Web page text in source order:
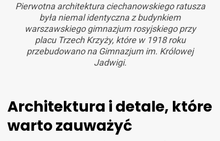
Pierwotna architektura ciechanowskiego ratusza
była niemal identyczna z budynkiem
warszawskiego gimnazjum rosyjskiego przy
placu Trzech Krzyży, które w 1918 roku
przebudowano na Gimnazjum im. Królowej
Jadwigi.
Architektura i detale, które
warto zauważyć